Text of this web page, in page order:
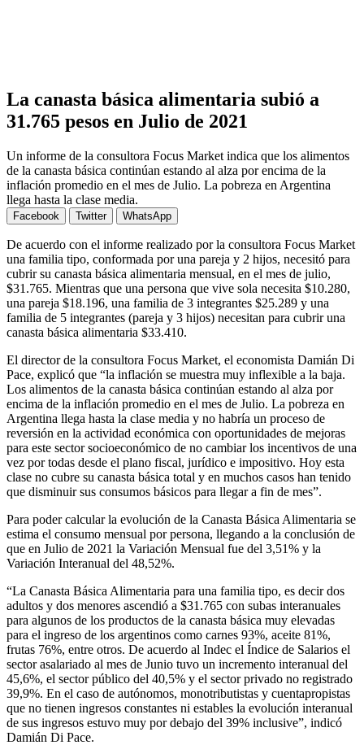
La canasta básica alimentaria subió a
31.765 pesos en Julio de 2021
Un informe de la consultora Focus Market indica que los alimentos
de la canasta básica continúan estando al alza por encima de la
inflación promedio en el mes de Julio. La pobreza en Argentina
llega hasta la clase media.
Facebook Twitter WhatsApp
De acuerdo con el informe realizado por la consultora Focus Market
una familia tipo, conformada por una pareja y 2 hijos, necesitó para
cubrir su canasta básica alimentaria mensual, en el mes de julio,
$31.765. Mientras que una persona que vive sola necesita $10.280,
una pareja $18.196, una familia de 3 integrantes $25.289 y una
familia de 5 integrantes (pareja y 3 hijos) necesitan para cubrir una
canasta básica alimentaria $33.410.
El director de la consultora Focus Market, el economista Damián Di
Pace, explicó que “la inflación se muestra muy inflexible a la baja.
Los alimentos de la canasta básica continúan estando al alza por
encima de la inflación promedio en el mes de Julio. La pobreza en
Argentina llega hasta la clase media y no habría un proceso de
reversión en la actividad económica con oportunidades de mejoras
para este sector socioeconómico de no cambiar los incentivos de una
vez por todas desde el plano fiscal, jurídico e impositivo. Hoy esta
clase no cubre su canasta básica total y en muchos casos han tenido
que disminuir sus consumos básicos para llegar a fin de mes”.
Para poder calcular la evolución de la Canasta Básica Alimentaria se
estima el consumo mensual por persona, llegando a la conclusión de
que en Julio de 2021 la Variación Mensual fue del 3,51% y la
Variación Interanual del 48,52%.
“La Canasta Básica Alimentaria para una familia tipo, es decir dos
adultos y dos menores ascendió a $31.765 con subas interanuales
para algunos de los productos de la canasta básica muy elevadas
para el ingreso de los argentinos como carnes 93%, aceite 81%,
frutas 76%, entre otros. De acuerdo al Indec el Índice de Salarios el
sector asalariado al mes de Junio tuvo un incremento interanual del
45,6%, el sector público del 40,5% y el sector privado no registrado
39,9%. En el caso de autónomos, monotributistas y cuentapropistas
que no tienen ingresos constantes ni estables la evolución interanual
de sus ingresos estuvo muy por debajo del 39% inclusive”, indicó
Damián Di Pace.